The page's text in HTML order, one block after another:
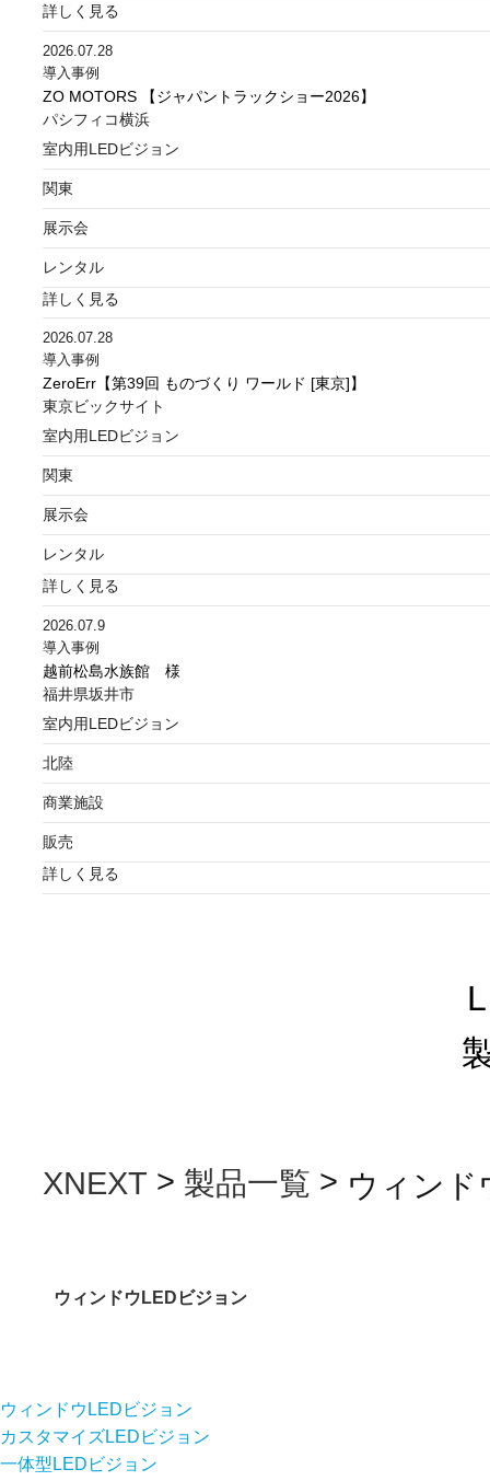
詳しく見る
2026.07.28
導入事例
ZO MOTORS 【ジャパントラックショー2026】
パシフィコ横浜
室内用LEDビジョン
関東
展示会
レンタル
詳しく見る
2026.07.28
導入事例
ZeroErr【第39回 ものづくり ワールド [東京]】
東京ビックサイト
室内用LEDビジョン
関東
展示会
レンタル
詳しく見る
2026.07.9
導入事例
越前松島水族館 様
福井県坂井市
室内用LEDビジョン
北陸
商業施設
販売
詳しく見る
XNEXT > 製品一覧 > ウィンド
ウィンドウLEDビジョン
ウィンドウLEDビジョン
カスタマイズLEDビジョン
一体型LEDビジョン